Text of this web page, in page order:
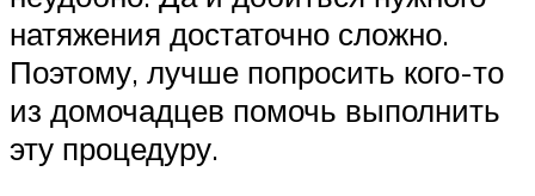
натяжения достаточно сложно.
Поэтому, лучше попросить кого-то
из домочадцев помочь выполнить
эту процедуру.